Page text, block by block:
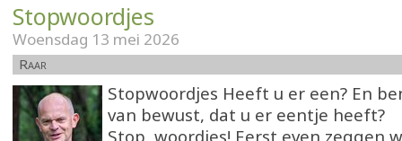
Stopwoordjes
Woensdag 13 mei 2026
Raar
Stopwoordjes Heeft u er een? En
van bewust, dat u er eentje heeft?
Stop, woordjes! Eerst even zeggen